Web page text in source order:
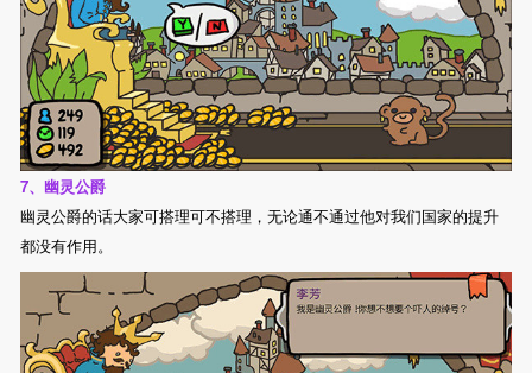
7、幽灵公爵
幽灵公爵的话大家可搭理可不搭理，无论通不通过他对我们国家的提升
都没有作用。